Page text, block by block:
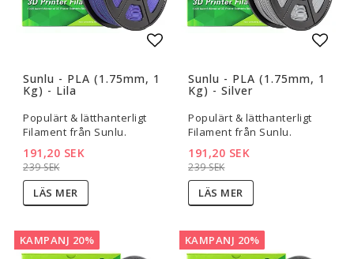
Sunlu - PLA (1.75mm, 1
Kg) - Lila
Populärt & lätthanterligt
Filament från Sunlu.
239 SEK
191,20 SEK
LÄS MER
Sunlu - PLA (1.75mm, 1
Kg) - Silver
Populärt & lätthanterligt
Filament från Sunlu.
239 SEK
191,20 SEK
LÄS MER
KAMPANJ 20% KAMPANJ 20%